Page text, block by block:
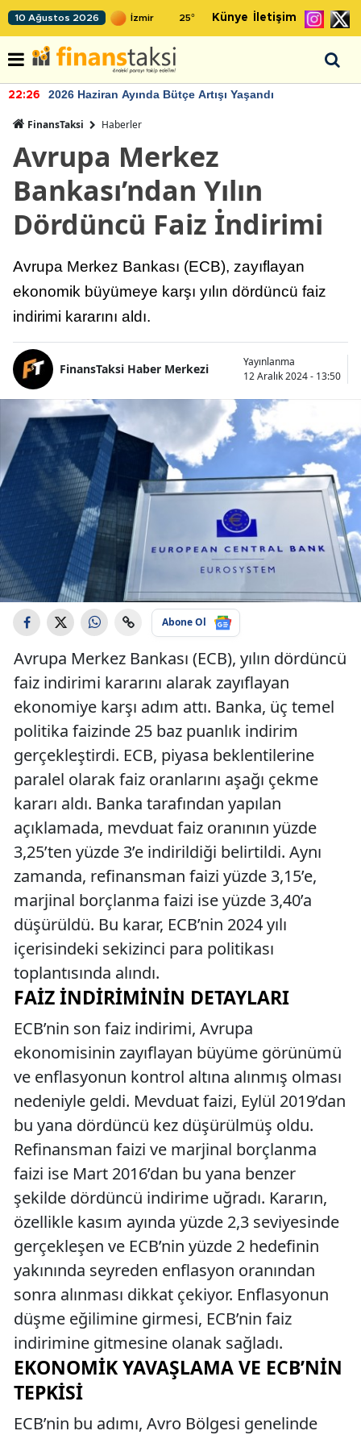
10 Ağustos 2026 25° Künye İletişim
22:26 2026 Haziran Ayında Bütçe Artışı Yaşandı
FinansTaksi Haberler
Avrupa Merkez
Bankası’ndan Yılın
Dördüncü Faiz İndirimi
Avrupa Merkez Bankası (ECB), zayıflayan
ekonomik büyümeye karşı yılın dördüncü faiz
indirimi kararını aldı.
FinansTaksi Haber Merkezi
Yayınlanma
12 Aralık 2024 - 13:50
Abone Ol
Avrupa Merkez Bankası (ECB), yılın dördüncü
faiz indirimi kararını alarak zayıflayan
ekonomiye karşı adım attı. Banka, üç temel
politika faizinde 25 baz puanlık indirim
gerçekleştirdi. ECB, piyasa beklentilerine
paralel olarak faiz oranlarını aşağı çekme
kararı aldı. Banka tarafından yapılan
açıklamada, mevduat faiz oranının yüzde
3,25’ten yüzde 3’e indirildiği belirtildi. Aynı
zamanda, refinansman faizi yüzde 3,15’e,
marjinal borçlanma faizi ise yüzde 3,40’a
düşürüldü. Bu karar, ECB’nin 2024 yılı
içerisindeki sekizinci para politikası
toplantısında alındı.
FAIZ İNDIRIMININ DETAYLARI
ECB’nin son faiz indirimi, Avrupa
ekonomisinin zayıflayan büyüme görünümü
ve enflasyonun kontrol altına alınmış olması
nedeniyle geldi. Mevduat faizi, Eylül 2019’dan
bu yana dördüncü kez düşürülmüş oldu.
Refinansman faizi ve marjinal borçlanma
faizi ise Mart 2016’dan bu yana benzer
şekilde dördüncü indirime uğradı. Kararın,
özellikle kasım ayında yüzde 2,3 seviyesinde
gerçekleşen ve ECB’nin yüzde 2 hedefinin
yakınında seyreden enflasyon oranından
sonra alınması dikkat çekiyor. Enflasyonun
düşme eğilimine girmesi, ECB’nin faiz
indirimine gitmesine olanak sağladı.
EKONOMIK YAVAŞLAMA VE ECB’NIN
TEPKISI
ECB’nin bu adımı, Avro Bölgesi genelinde